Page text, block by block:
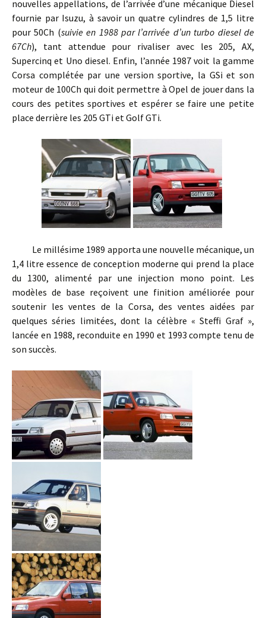
nouvelles appellations, de l’arrivée d’une mécanique Diesel
fournie par Isuzu, à savoir un quatre cylindres de 1,5 litre
pour 50Ch (suivie en 1988 par l’arrivée d’un turbo diesel de
67Ch), tant attendue pour rivaliser avec les 205, AX,
Supercinq et Uno diesel. Enfin, l’année 1987 voit la gamme
Corsa complétée par une version sportive, la GSi et son
moteur de 100Ch qui doit permettre à Opel de jouer dans la
cours des petites sportives et espérer se faire une petite
place derrière les 205 GTi et Golf GTi.
Le millésime 1989 apporta une nouvelle mécanique, un
1,4 litre essence de conception moderne qui prend la place
du 1300, alimenté par une injection mono point. Les
modèles de base reçoivent une finition améliorée pour
soutenir les ventes de la Corsa, des ventes aidées par
quelques séries limitées, dont la célèbre « Steffi Graf »,
lancée en 1988, reconduite en 1990 et 1993 compte tenu de
son succès.